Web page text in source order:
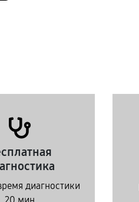
диагностики